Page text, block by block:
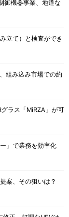
御機器事業、地道な
立て）と検査ができ
組み込み市場での約
ラス「MiRZA」が可
」で業務を効率化
案、その狙いは？